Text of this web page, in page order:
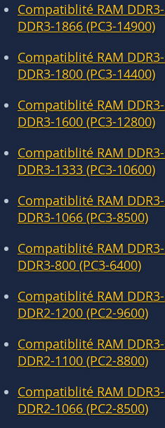
Compatiblité RAM
DDR3-1866 (PC3-14900)
Compatiblité RAM
DDR3-1800 (PC3-14400)
Compatiblité RAM
DDR3-1600 (PC3-12800)
Compatiblité RAM
DDR3-1333 (PC3-10600)
Compatiblité RAM
DDR3-1066 (PC3-8500)
Compatiblité RAM
DDR3-800 (PC3-6400)
Compatiblité RAM
DDR2-1200 (PC2-9600)
Compatiblité RAM
DDR2-1100 (PC2-8800)
Compatiblité RAM
DDR2-1066 (PC2-8500)